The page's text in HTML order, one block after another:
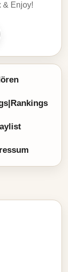
& Enjoy!